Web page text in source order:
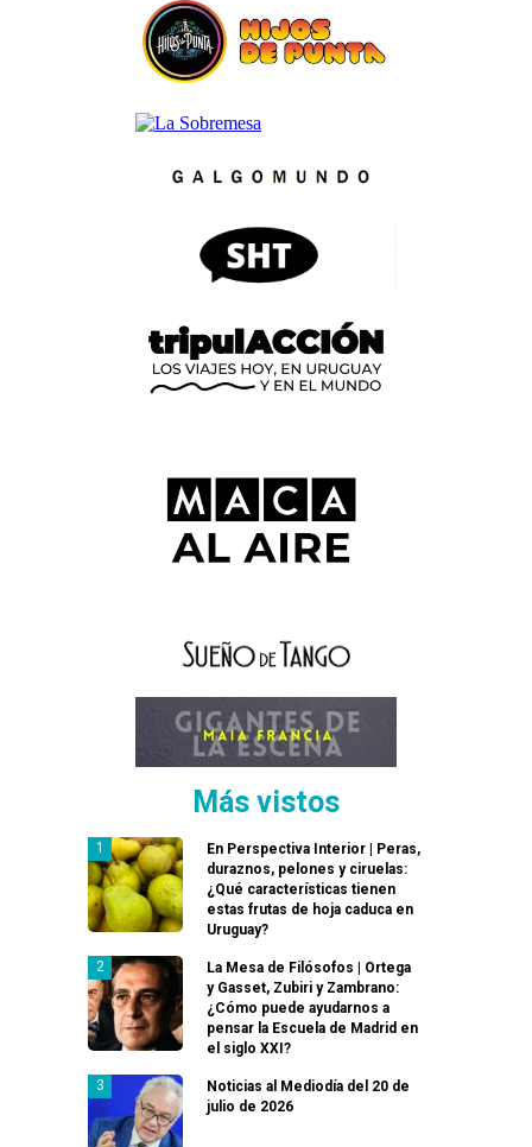
Más vistos
En Perspectiva Interior | Peras,
duraznos, pelones y ciruelas:
¿Qué características tienen
estas frutas de hoja caduca en
Uruguay?
La Mesa de Filósofos | Ortega
y Gasset, Zubiri y Zambrano:
¿Cómo puede ayudarnos a
pensar la Escuela de Madrid en
el siglo XXI?
Noticias al Mediodía del 20 de
julio de 2026